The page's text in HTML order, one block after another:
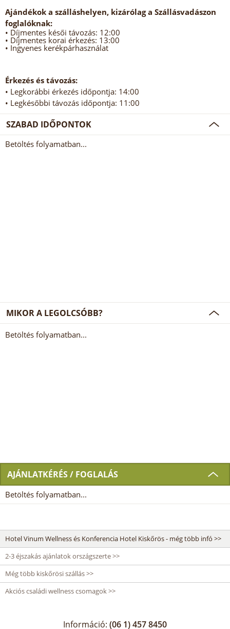
Ajándékok a szálláshelyen, kizárólag a Szállásvadászon
foglalóknak:
• Díjmentes késői távozás: 12:00
• Díjmentes korai érkezés: 13:00
• Ingyenes kerékpárhasználat
Érkezés és távozás:
• Legkorábbi érkezés időpontja: 14:00
• Legkésőbbi távozás időpontja: 11:00
SZABAD IDŐPONTOK
Betöltés folyamatban...
MIKOR A LEGOLCSÓBB?
Betöltés folyamatban...
AJÁNLATKÉRÉS / FOGLALÁS
Betöltés folyamatban...
Hotel Vinum Wellness és Konferencia Hotel Kiskőrös - még több infó >>
2-3 éjszakás ajánlatok országszerte >>
Még több kiskőrösi szállás >>
Akciós családi wellness csomagok >>
Információ: (06 1) 457 8450